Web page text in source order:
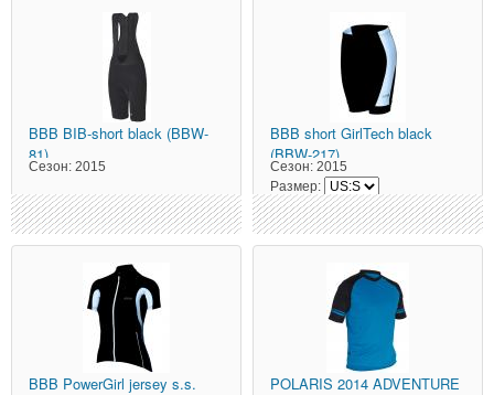
BBB BIB-short black (BBW-
81)
Сезон: 2015
BBB short GirlTech black
(BBW-217)
Сезон: 2015
Размер:
BBB PowerGirl jersey s.s.
POLARIS 2014 ADVENTURE